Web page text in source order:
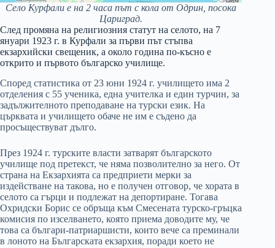
Село Курфали е на 2 часа път с кола от Одрин, посока
Цариград.
След промяна на религиозния статут на селото, на 7
януари 1923 г. в Курфали за първи път стъпва
екзархийски свещеник, а около година по-късно е
открито и първото българско училище.
Според статистика от 23 юни 1924 г. училището има 2
отделения с 55 ученика, една учителка и един турчин, за
задължителното преподаване на турски език. На
църквата и училището обаче не им е съдено да
просъществуват дълго.
През 1924 г. турските власти затварят българското
училище под претекст, че няма позволително за него. От
страна на Екзархията са предприети мерки за
издействане на такова, но е получен отговор, че хората в
селото са гърци и подлежат на депортиране. Тогава
Охридски Борис се обръща към Смесената турско-гръцка
комисия по изселването, която приема доводите му, че
това са българи-патриаршисти, които вече са преминали
в лоното на Българската екзархия, поради което не